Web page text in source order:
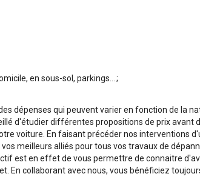
en sous-sol, parkings... ;
dépenses qui peuvent varier en fonction de la
d'étudier différentes propositions de prix avant
voiture. En faisant précéder nos interventions
meilleurs alliés pour tous vos travaux de
est en effet de vous permettre de connaitre
En collaborant avec nous, vous bénéficiez